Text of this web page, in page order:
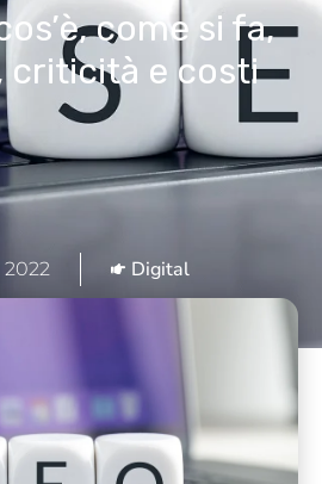
come si fa,
criticità e costi
Digital